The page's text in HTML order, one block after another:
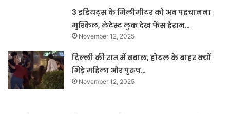
3 इडियट्स के मिलीमीटर को अब पहचानना
मुश्किल, लेटेस्ट लुक देख फैंस हैरान…
November 12, 2025
दिल्ली की रात में बवाल, होटल के बाहर क्यों
भिड़े महिला और पुरुष…
November 12, 2025